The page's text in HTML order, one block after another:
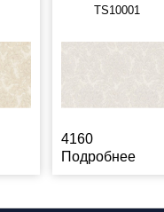
TS10001
4160
Подробнее